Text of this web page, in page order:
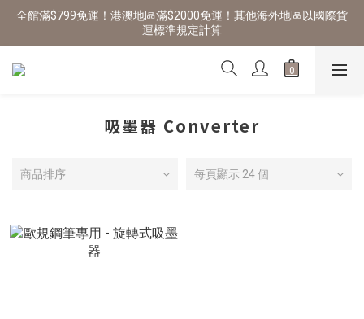
全館滿$799免運！港澳地區滿$2000免運！其他海外地區以國際貨
運標準規定計算
吸墨器 Converter
商品排序 每頁顯示 24 個